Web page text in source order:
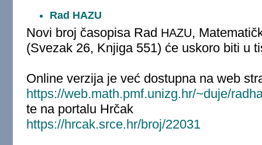
Rad HAZU
Novi broj časopisa Rad HAZU,
(Svezak 26, Knjiga 551) će uskoro biti u
Online verzija je već dostupna na web
https://web.math.pmf.unizg.hr/~duje/
te na portalu Hrčak
https://hrcak.srce.hr/broj/22031